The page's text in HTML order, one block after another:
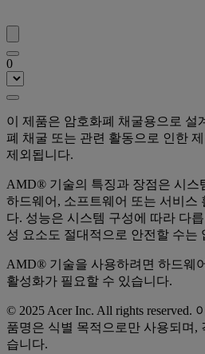
0
이 제품은 암호화폐 채굴용으로 설
폐 채굴 또는 관련 활동으로 인한
제외됩니다.
AMD® 기술의 특징과 장점은 시스
하드웨어, 소프트웨어 또는 서비스
다. 성능은 시스템 구성에 따라 다
성 요소도 절대적으로 안전할 수는
AMD® 기술을 사용하려면 하드웨
활성화가 필요할 수 있습니다.
© 2025 Acer Inc. All rights reserved.
품명은 식별 목적으로만 사용되며,
습니다.